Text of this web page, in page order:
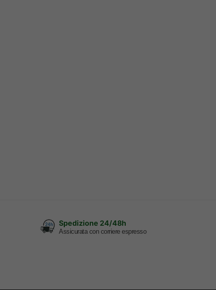
Spedizione 24/48h
Assicurata con corriere espresso